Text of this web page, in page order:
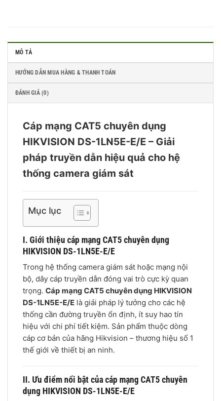
MÔ TẢ
HƯỚNG DẪN MUA HÀNG & THANH TOÁN
ĐÁNH GIÁ (0)
Cáp mạng CAT5 chuyên dụng
HIKVISION DS-1LN5E-E/E – Giải
pháp truyền dẫn hiệu quả cho hệ
thống camera giám sát
Mục lục
I. Giới thiệu cáp mạng CAT5 chuyên dụng
HIKVISION DS-1LN5E-E/E
Trong hệ thống camera giám sát hoặc mạng nội
bộ, dây cáp truyền dẫn đóng vai trò cực kỳ quan
trọng. Cáp mạng CAT5 chuyên dụng HIKVISION
DS-1LN5E-E/E là giải pháp lý tưởng cho các hệ
thống cần đường truyền ổn định, ít suy hao tín
hiệu với chi phí tiết kiệm. Sản phẩm thuộc dòng
cáp cơ bản của hãng Hikvision – thương hiệu số 1
thế giới về thiết bị an ninh.
II. Ưu điểm nổi bật của cáp mạng CAT5 chuyên
dụng HIKVISION DS-1LN5E-E/E